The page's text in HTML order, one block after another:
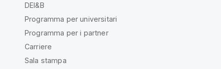
DEI&B
Programma per universitari
Programma per i partner
Carriere
Sala stampa